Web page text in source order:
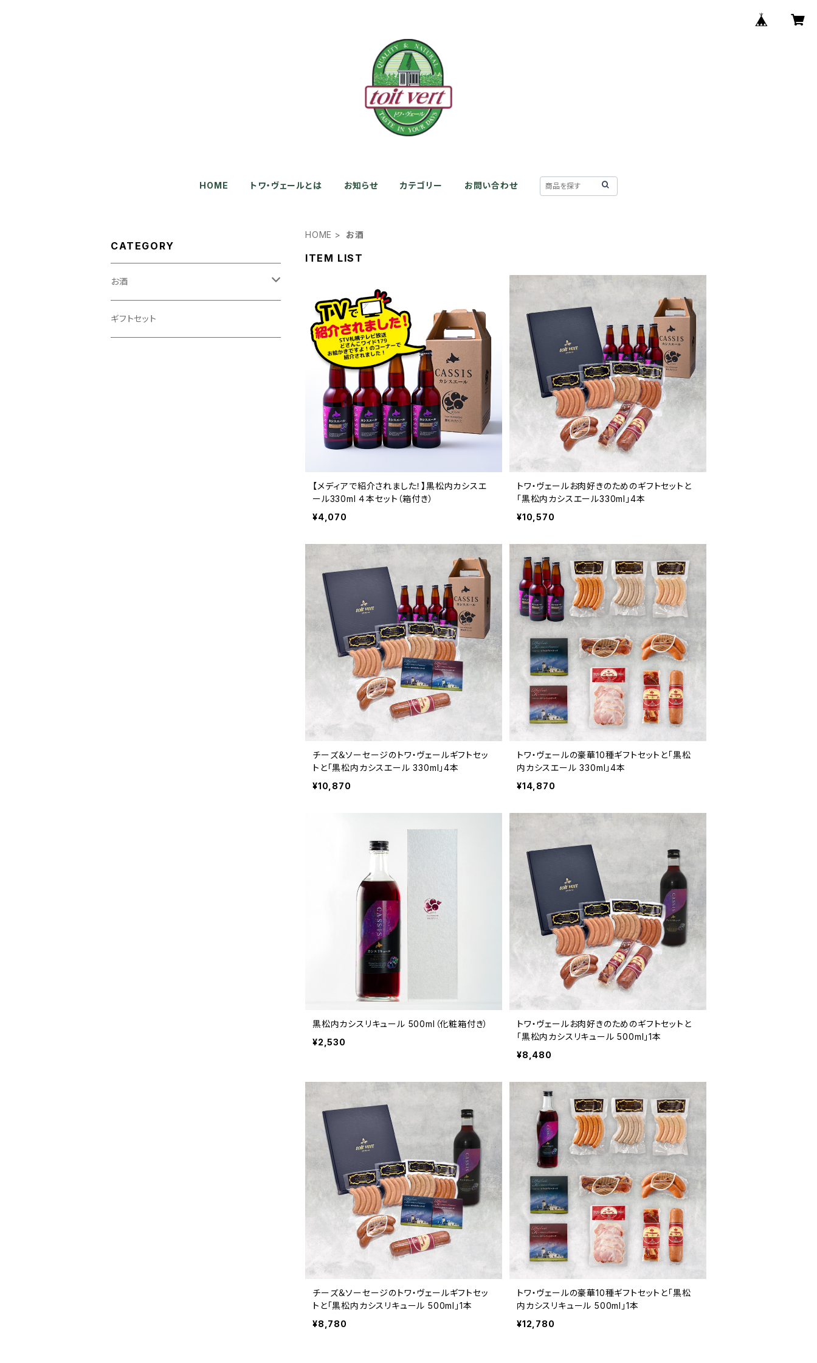
HOME トワ・ヴェールとは お知らせ カテゴリー お問い合わせ
HOME お酒
ITEM LIST
【メディアで紹介されました！】黒松内カシスエ
ール330ml ４本セット（箱付き）
¥4,070
トワ・ヴェールお肉好きのためのギフトセットと
「黒松内カシスエール330ml」4本
¥10,570
チーズ＆ソーセージのトワ・ヴェールギフトセッ
トと「黒松内カシスエール 330ml」4本
¥10,870
トワ・ヴェールの豪華10種ギフトセットと「黒松
内カシスエール 330ml」4本
¥14,870
黒松内カシスリキュール 500ml（化粧箱付き）
¥2,530
トワ・ヴェールお肉好きのためのギフトセットと
「黒松内カシスリキュール 500ml」1本
¥8,480
チーズ＆ソーセージのトワ・ヴェールギフトセッ
トと「黒松内カシスリキュール 500ml」1本
¥8,780
トワ・ヴェールの豪華10種ギフトセットと「黒松
内カシスリキュール 500ml」1本
¥12,780
CATEGORY
お酒
リキュール
ギフトセット